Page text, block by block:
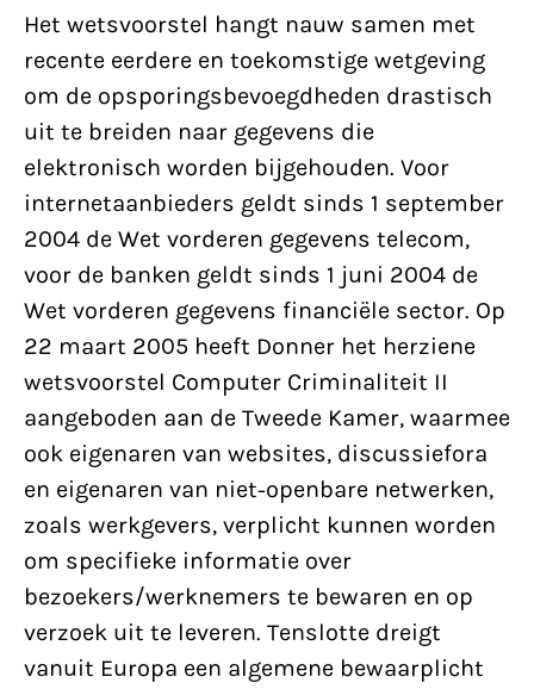
Het wetsvoorstel hangt nauw samen met
recente eerdere en toekomstige wetgeving
om de opsporingsbevoegdheden drastisch
uit te breiden naar gegevens die
elektronisch worden bijgehouden. Voor
internetaanbieders geldt sinds 1 september
2004 de Wet vorderen gegevens telecom,
voor de banken geldt sinds 1 juni 2004 de
Wet vorderen gegevens financiële sector. Op
22 maart 2005 heeft Donner het herziene
wetsvoorstel Computer Criminaliteit II
aangeboden aan de Tweede Kamer, waarmee
ook eigenaren van websites, discussiefora
en eigenaren van niet-openbare netwerken,
zoals werkgevers, verplicht kunnen worden
om specifieke informatie over
bezoekers/werknemers te bewaren en op
verzoek uit te leveren. Tenslotte dreigt
vanuit Europa een algemene bewaarplicht